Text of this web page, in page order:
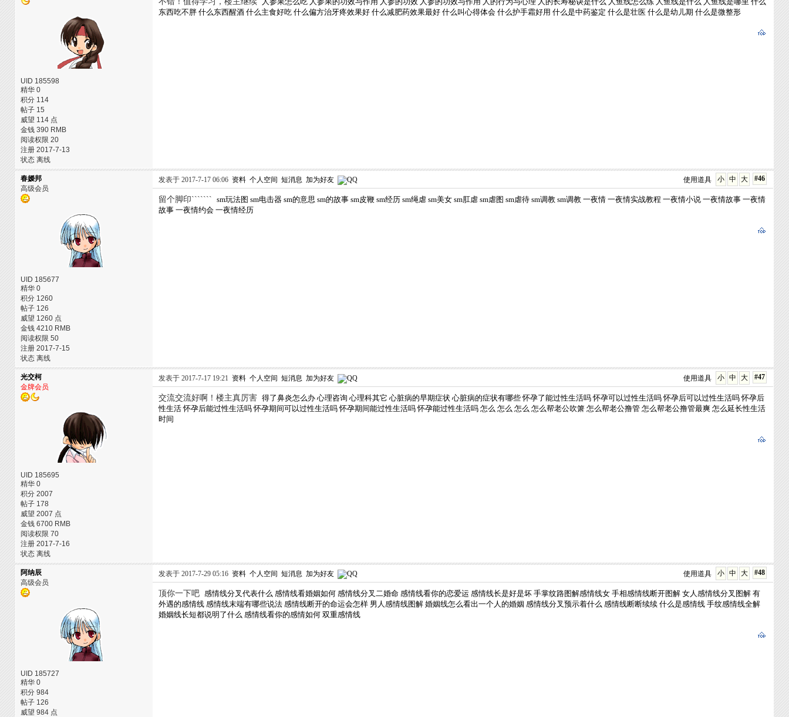
UID 185598
精华 0
积分 114
帖子 15
威望 114 点
金钱 390 RMB
阅读权限 20
注册 2017-7-13
状态 离线
东西吃不胖 什么东西醒酒 什么主食好吃 什么偏方治牙疼效果好 什么减肥药效果最好 什么叫心得体会 什么护手霜好用 什么是中药鉴定 什么是壮医 什么是幼儿期 什么是微整形
春嫒邦
高级会员
UID 185677
精华 0
积分 1260
帖子 126
威望 1260 点
金钱 4210 RMB
阅读权限 50
注册 2017-7-15
状态 离线
#46
大
中
小
使用道具
发表于 2017-7-17 06:06 资料 个人空间 短消息 加为好友
留个脚印``````` sm玩法图 sm电击器 sm的意思 sm的故事 sm皮鞭 sm经历 sm绳虐 sm美女 sm肛虐 sm虐图 sm虐待 sm调教 sm调教 一夜情 一夜情实战教程 一夜情小说 一夜情故事 一夜情
故事 一夜情约会 一夜情经历
光交柯
金牌会员
UID 185695
精华 0
积分 2007
帖子 178
威望 2007 点
金钱 6700 RMB
阅读权限 70
注册 2017-7-16
状态 离线
#47
大
中
小
使用道具
发表于 2017-7-17 19:21 资料 个人空间 短消息 加为好友
交流交流好啊！楼主真厉害 得了鼻炎怎么办 心理咨询 心理科其它 心脏病的早期症状 心脏病的症状有哪些 怀孕了能过性生活吗 怀孕可以过性生活吗 怀孕后可以过性生活吗 怀孕后
性生活 怀孕后能过性生活吗 怀孕期间可以过性生活吗 怀孕期间能过性生活吗 怀孕能过性生活吗 怎么 怎么 怎么 怎么帮老公吹箫 怎么帮老公撸管 怎么帮老公撸管最爽 怎么延长性生活
时间
阿纳辰
高级会员
UID 185727
精华 0
积分 984
帖子 126
威望 984 点
#48
大
中
小
使用道具
发表于 2017-7-29 05:16 资料 个人空间 短消息 加为好友
顶你一下吧 感情线分叉代表什么 感情线看婚姻如何 感情线分叉二婚命 感情线看你的恋爱运 感情线长是好是坏 手掌纹路图解感情线女 手相感情线断开图解 女人感情线分叉图解 有
外遇的感情线 感情线末端有哪些说法 感情线断开的命运会怎样 男人感情线图解 婚姻线怎么看出一个人的婚姻 感情线分叉预示着什么 感情线断断续续 什么是感情线 手纹感情线全解
婚姻线长短都说明了什么 感情线看你的感情如何 双重感情线